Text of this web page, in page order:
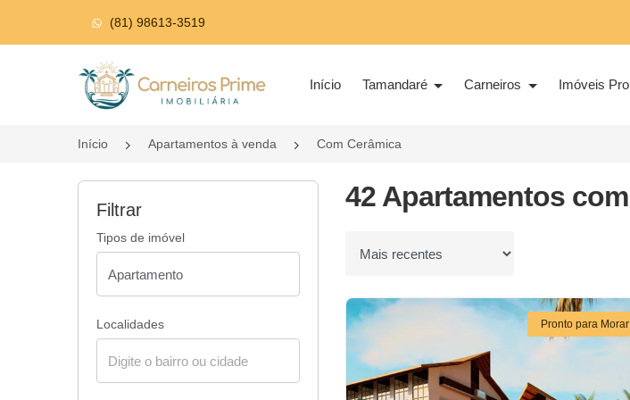
(81) 98613-3519
Página inicial
Início Tamandaré Carneiros Imóveis
Início Apartamentos à venda Com Cerâmica
Filtrar
Tipos de imóvel
Localidades
42 Apartamentos
Ordenar por
Pronto para Morar